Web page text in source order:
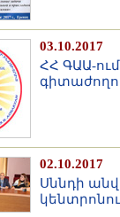
03.10.2017
ՀՀ ԳԱԱ-
02.10.2017
Սննդի